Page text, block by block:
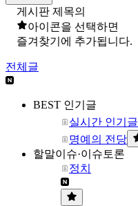
게시판 제목의
아이콘을 선택하면
즐겨찾기에 추가됩니다.
전체글
BEST 인기글
실시간 인기글
명예의 전당
할말이슈·이슈토론
정치